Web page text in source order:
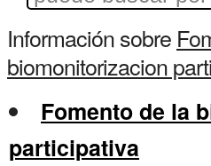
Información sobre
biomonitorizacion
Fomento de la
participativa